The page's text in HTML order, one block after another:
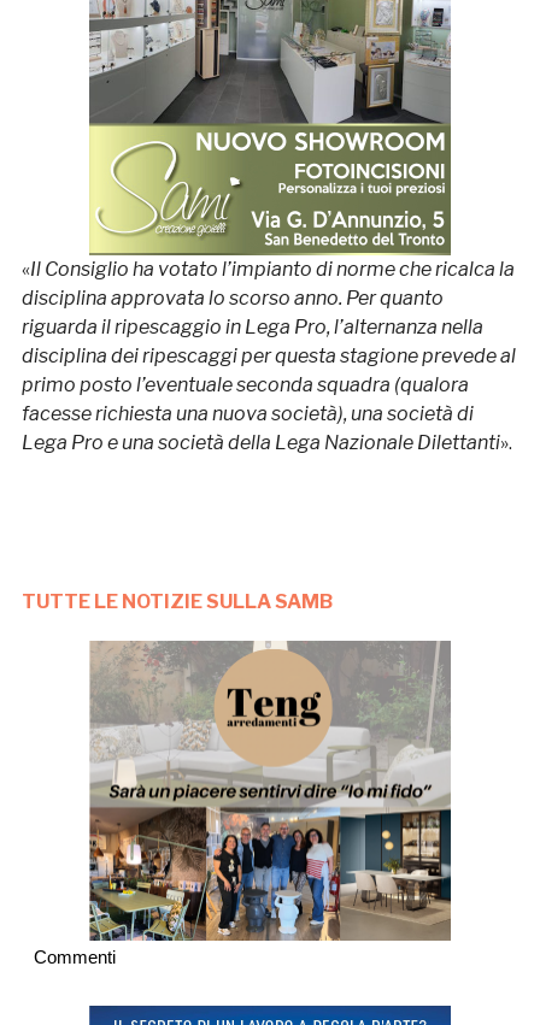
«Il Consiglio ha votato l’impianto di norme che ricalca la
disciplina approvata lo scorso anno. Per quanto
riguarda il ripescaggio in Lega Pro, l’alternanza nella
disciplina dei ripescaggi per questa stagione prevede al
primo posto l’eventuale seconda squadra (qualora
facesse richiesta una nuova società), una società di
Lega Pro e una società della Lega Nazionale Dilettanti».
TUTTE LE NOTIZIE SULLA SAMB
Commenti